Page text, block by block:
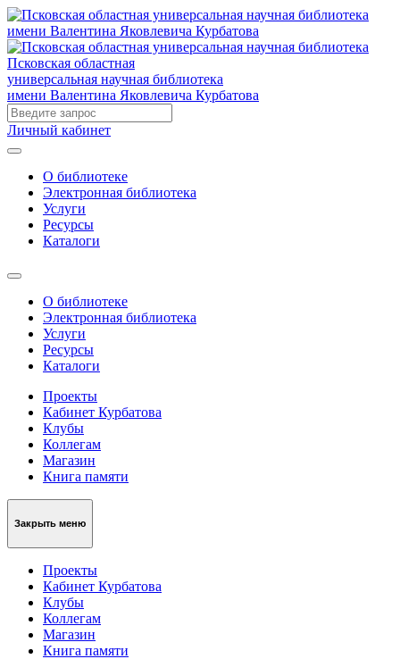
Псковская областная
универсальная научная библиотека
имени Валентина Яковлевича Курбатова
Личный кабинет
О библиотеке
Электронная библиотека
Услуги
Ресурсы
Каталоги
О библиотеке
Электронная библиотека
Услуги
Ресурсы
Каталоги
Проекты
Кабинет Курбатова
Клубы
Коллегам
Магазин
Книга памяти
Закрыть меню
Проекты
Кабинет Курбатова
Клубы
Коллегам
Магазин
Книга памяти